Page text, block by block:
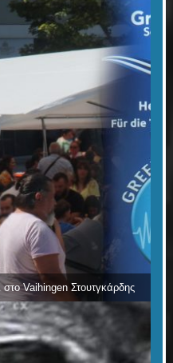
στο Vaihingen Στουτγκάρδης